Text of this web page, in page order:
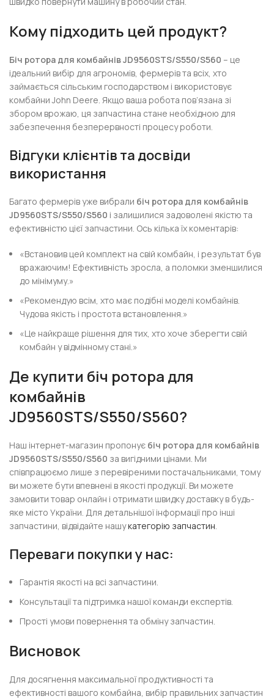
Кому підходить цей продукт?
Біч ротора для комбайнів JD9560STS/S550/S560 – це
ідеальний вибір для агрономів, фермерів та всіх, хто
займається сільським господарством і використовує
комбайни John Deere. Якщо ваша робота пов’язана зі
збором врожаю, ця запчастина стане необхідною для
забезпечення безперервності процесу роботи.
Відгуки клієнтів та досвіди
використання
Багато фермерів уже вибрали біч ротора для комбайнів
JD9560STS/S550/S560 і залишилися задоволені якістю та
ефективністю цієї запчастини. Ось кілька їх коментарів:
«Встановив цей комплект на свій комбайн, і результат був
вражаючим! Ефективність зросла, а поломки зменшилися
до мінімуму.»
«Рекомендую всім, хто має подібні моделі комбайнів.
Чудова якість і простота встановлення.»
«Це найкраще рішення для тих, хто хоче зберегти свій
комбайн у відмінному стані.»
Де купити біч ротора для
комбайнів
JD9560STS/S550/S560?
Наш інтернет-магазин пропонує біч ротора для комбайнів
JD9560STS/S550/S560 за вигідними цінами. Ми
співпрацюємо лише з перевіреними постачальниками, тому
ви можете бути впевнені в якості продукції. Ви можете
замовити товар онлайн і отримати швидку доставку в будь-
яке місто України. Для детальнішої інформації про інші
запчастини, відвідайте нашукатегорію запчастин.
Переваги покупки у нас:
Гарантія якості на всі запчастини.
Консультації та підтримка нашої команди експертів.
Прості умови повернення та обміну запчастин.
Висновок
Для досягнення максимальної продуктивності та
ефективності вашого комбайна, вибір правильних запчастин